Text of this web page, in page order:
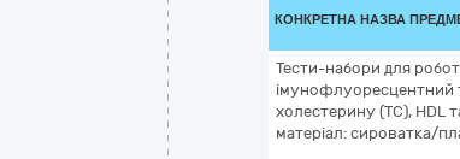
КОНКРЕТНА НАЗВА
Тести-набори для
імунофлуоресцентний
холестерину (TC), HDL
матеріал: сироватка/